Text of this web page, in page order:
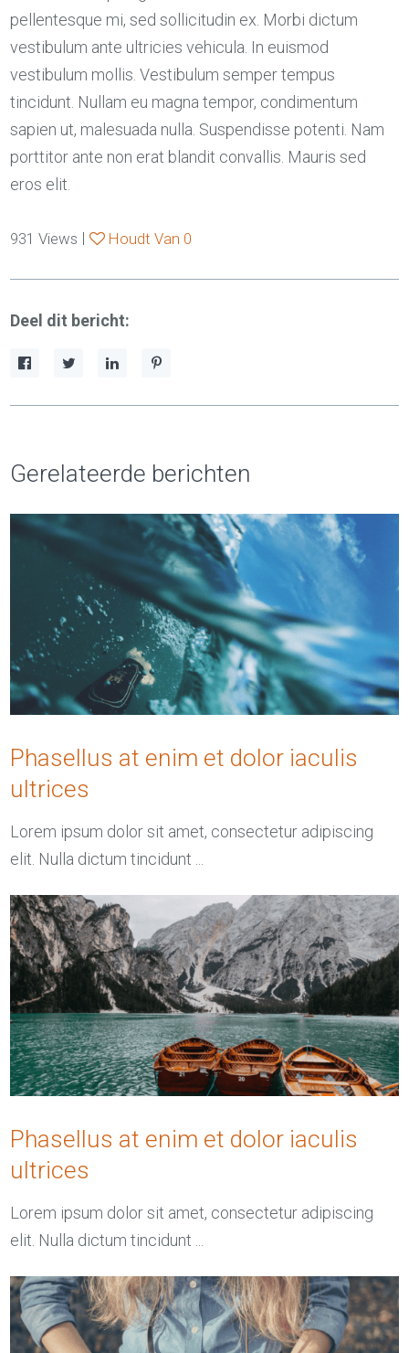
pellentesque mi, sed sollicitudin ex. Morbi dictum
vestibulum ante ultricies vehicula. In euismod
vestibulum mollis. Vestibulum semper tempus
tincidunt. Nullam eu magna tempor, condimentum
sapien ut, malesuada nulla. Suspendisse potenti. Nam
porttitor ante non erat blandit convallis. Mauris sed
eros elit.
931 Views | Houdt Van 0
Deel dit bericht:
Gerelateerde berichten
Phasellus at enim et dolor iaculis
ultrices
Lorem ipsum dolor sit amet, consectetur adipiscing
elit. Nulla dictum tincidunt ...
Phasellus at enim et dolor iaculis
ultrices
Lorem ipsum dolor sit amet, consectetur adipiscing
elit. Nulla dictum tincidunt ...